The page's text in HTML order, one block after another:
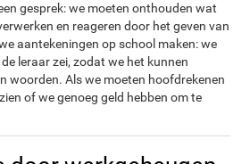
gesprek: we moeten onthouden wat
en reageren door het geven van
aantekeningen op school maken: we
leraar zei, zodat we het kunnen
woorden. Als we moeten hoofdrekenen
of we genoeg geld hebben om te